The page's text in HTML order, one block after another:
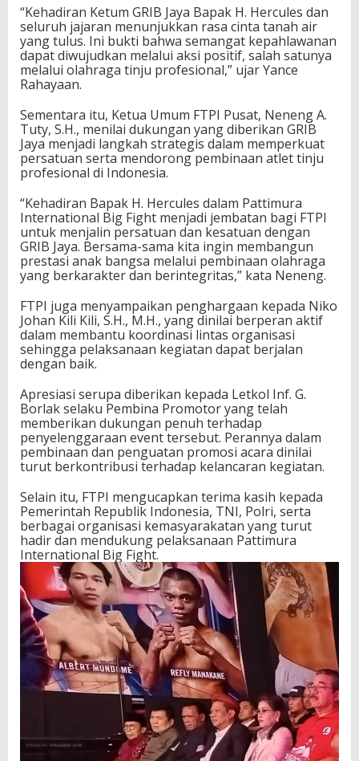
“Kehadiran Ketum GRIB Jaya Bapak H. Hercules dan
seluruh jajaran menunjukkan rasa cinta tanah air
yang tulus. Ini bukti bahwa semangat kepahlawanan
dapat diwujudkan melalui aksi positif, salah satunya
melalui olahraga tinju profesional,” ujar Yance
Rahayaan.
Sementara itu, Ketua Umum FTPI Pusat, Neneng A.
Tuty, S.H., menilai dukungan yang diberikan GRIB
Jaya menjadi langkah strategis dalam memperkuat
persatuan serta mendorong pembinaan atlet tinju
profesional di Indonesia.
“Kehadiran Bapak H. Hercules dalam Pattimura
International Big Fight menjadi jembatan bagi FTPI
untuk menjalin persatuan dan kesatuan dengan
GRIB Jaya. Bersama-sama kita ingin membangun
prestasi anak bangsa melalui pembinaan olahraga
yang berkarakter dan berintegritas,” kata Neneng.
FTPI juga menyampaikan penghargaan kepada Niko
Johan Kili Kili, S.H., M.H., yang dinilai berperan aktif
dalam membantu koordinasi lintas organisasi
sehingga pelaksanaan kegiatan dapat berjalan
dengan baik.
Apresiasi serupa diberikan kepada Letkol Inf. G.
Borlak selaku Pembina Promotor yang telah
memberikan dukungan penuh terhadap
penyelenggaraan event tersebut. Perannya dalam
pembinaan dan penguatan promosi acara dinilai
turut berkontribusi terhadap kelancaran kegiatan.
Selain itu, FTPI mengucapkan terima kasih kepada
Pemerintah Republik Indonesia, TNI, Polri, serta
berbagai organisasi kemasyarakatan yang turut
hadir dan mendukung pelaksanaan Pattimura
International Big Fight.